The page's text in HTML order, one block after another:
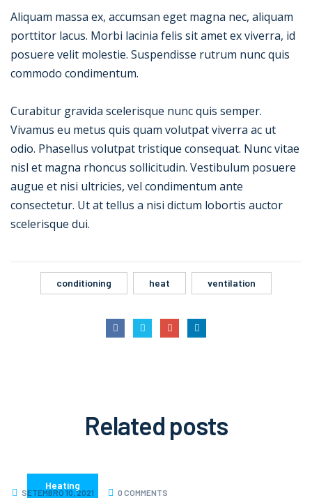
Aliquam massa ex, accumsan eget magna nec, aliquam
porttitor lacus. Morbi lacinia felis sit amet ex viverra, id
posuere velit molestie. Suspendisse rutrum nunc quis
commodo condimentum.
Curabitur gravida scelerisque nunc quis semper.
Vivamus eu metus quis quam volutpat viverra ac ut
odio. Phasellus volutpat tristique consequat. Nunc vitae
nisl et magna rhoncus sollicitudin. Vestibulum posuere
augue et nisi ultricies, vel condimentum ante
consectetur. Ut at tellus a nisi dictum lobortis auctor
scelerisque dui.
conditioning heat ventilation
Related posts
Heating
SETEMBRO 10, 2021 0 COMMENTS